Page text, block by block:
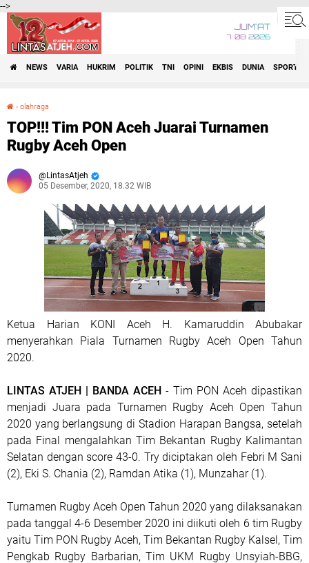
-->
JUM'AT
7•08•2026
NEWS VARIA HUKRIM POLITIK TNI OPINI EKBIS DUNIA SPORT
› olahraga
TOP!!! Tim PON Aceh Juarai Turnamen
Rugby Aceh Open
LintasAtjeh
05 Desember, 2020, 18.32 WIB
Ketua Harian KONI Aceh H. Kamaruddin Abubakar
menyerahkan Piala Turnamen Rugby Aceh Open Tahun
2020.
LINTAS ATJEH | BANDA ACEH - Tim PON Aceh dipastikan
menjadi Juara pada Turnamen Rugby Aceh Open Tahun
2020 yang berlangsung di Stadion Harapan Bangsa, setelah
pada Final mengalahkan Tim Bekantan Rugby Kalimantan
Selatan dengan score 43-0. Try diciptakan oleh Febri M Sani
(2), Eki S. Chania (2), Ramdan Atika (1), Munzahar (1).
Turnamen Rugby Aceh Open Tahun 2020 yang dilaksanakan
pada tanggal 4-6 Desember 2020 ini diikuti oleh 6 tim Rugby
yaitu Tim PON Rugby Aceh, Tim Bekantan Rugby Kalsel, Tim
Pengkab Rugby Barbarian, Tim UKM Rugby Unsyiah-BBG,